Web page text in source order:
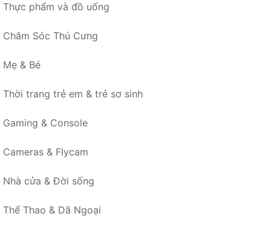
Thực phẩm và đồ uống
Chăm Sóc Thú Cưng
Mẹ & Bé
Thời trang trẻ em & trẻ sơ sinh
Gaming & Console
Cameras & Flycam
Nhà cửa & Đời sống
Thể Thao & Dã Ngoại